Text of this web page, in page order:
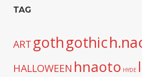
TAG
ART gothgothic
HALLOWEEN hnaoto HYDE